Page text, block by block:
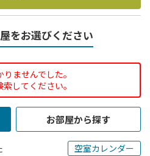
をお選びください
ませんでした。
してください。
お部屋から探す
空室カレンダー